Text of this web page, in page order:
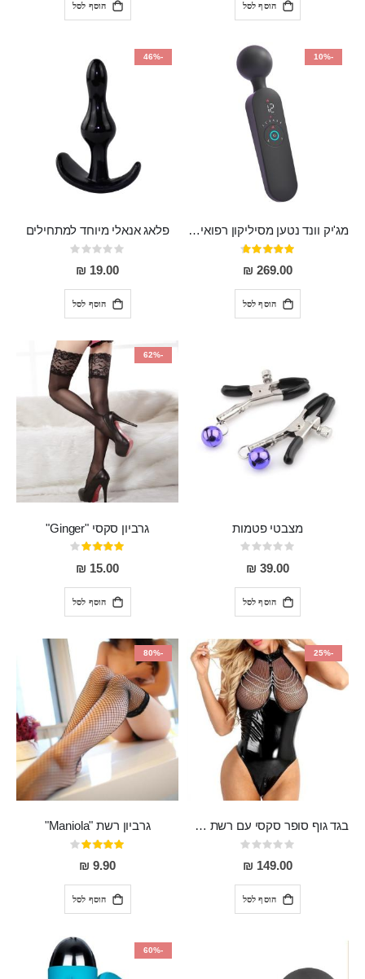
הוסף לסל הוסף לסל
-10%
מג'יק וונד נטען מסיליקון רפואי חזק בעל 12 מצבי רטט ו6 מהירויות שונות ROMI
דירוג:
93%
269.00 ₪
הוסף לסל
-46%
פלאג אנאלי מיוחד למתחילים
Rating:
0%
19.00 ₪
הוסף לסל
מצבטי פטמות
Rating:
0%
39.00 ₪
הוסף לסל
-62%
גרביון סקסי "Ginger"
דירוג:
80%
15.00 ₪
הוסף לסל
-25%
בגד גוף סופר סקסי עם רשת שקופה בחזה ושרשרות מלמעלה וריצרץ מלמטה Pan במפשעה
Rating:
0%
149.00 ₪
הוסף לסל
-80%
גרביון רשת "Maniola"
דירוג:
80%
9.90 ₪
הוסף לסל
-60%